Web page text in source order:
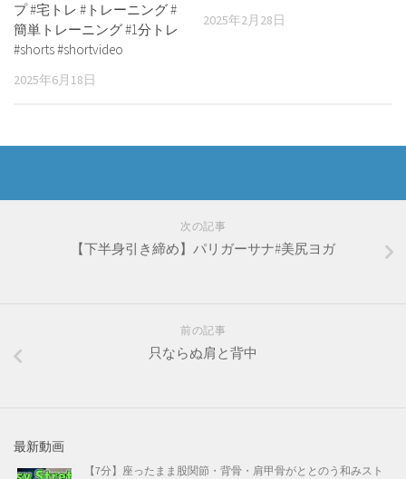
プ #宅トレ #トレーニング #
簡単トレーニング #1分トレ
#shorts #shortvideo
2025年6月18日
2025年2月28日
次の記事
【下半身引き締め】パリガーサナ#美尻ヨガ
前の記事
只ならぬ肩と背中
最新動画
【7分】座ったまま股関節・背骨・肩甲骨がととのう和みスト